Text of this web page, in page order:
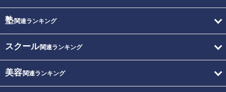
塾関連ランキング
スクール関連ランキング
美容関連ランキング